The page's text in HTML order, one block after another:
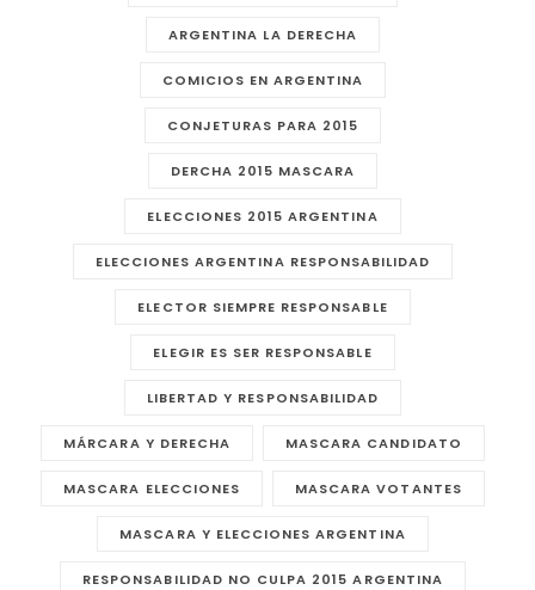
ARGENTINA LA DERECHA
COMICIOS EN ARGENTINA
CONJETURAS PARA 2015
DERCHA 2015 MASCARA
ELECCIONES 2015 ARGENTINA
ELECCIONES ARGENTINA RESPONSABILIDAD
ELECTOR SIEMPRE RESPONSABLE
ELEGIR ES SER RESPONSABLE
LIBERTAD Y RESPONSABILIDAD
MÁRCARA Y DERECHA MASCARA CANDIDATO
MASCARA ELECCIONES MASCARA VOTANTES
MASCARA Y ELECCIONES ARGENTINA
RESPONSABILIDAD NO CULPA 2015 ARGENTINA